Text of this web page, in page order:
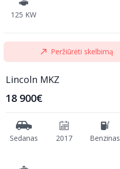
125 KW
Peržiūrėti skelbimą
Lincoln MKZ
18 900€
Sedanas 2017 Benzinas